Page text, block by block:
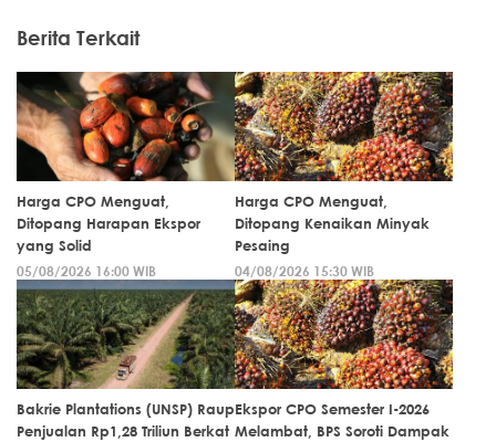
Berita Terkait
Harga CPO Menguat,
Ditopang Harapan Ekspor
yang Solid
05/08/2026 16:00 WIB
Harga CPO Menguat,
Ditopang Kenaikan Minyak
Pesaing
04/08/2026 15:30 WIB
Bakrie Plantations (UNSP) Raup
Penjualan Rp1,28 Triliun Berkat
Ekspor CPO Semester I-2026
Melambat, BPS Soroti Dampak